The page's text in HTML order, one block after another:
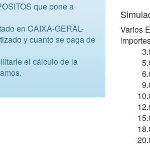
que pone a
en CAIXA-GERAL-
y cuanto se paga de
el cálculo de la
Varios